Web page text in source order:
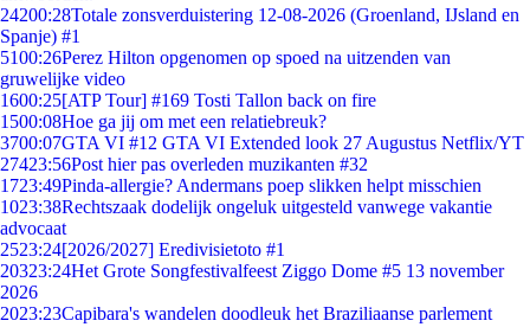
24200:28Totale zonsverduistering 12-08-2026 (Groenland, IJsland en
Spanje) #1
5100:26Perez Hilton opgenomen op spoed na uitzenden van
gruwelijke video
1600:25[ATP Tour] #169 Tosti Tallon back on fire
1500:08Hoe ga jij om met een relatiebreuk?
3700:07GTA VI #12 GTA VI Extended look 27 Augustus Netflix/YT
27423:56Post hier pas overleden muzikanten #32
1723:49Pinda-allergie? Andermans poep slikken helpt misschien
1023:38Rechtszaak dodelijk ongeluk uitgesteld vanwege vakantie
advocaat
2523:24[2026/2027] Eredivisietoto #1
20323:24Het Grote Songfestivalfeest Ziggo Dome #5 13 november
2026
2023:23Capibara's wandelen doodleuk het Braziliaanse parlement